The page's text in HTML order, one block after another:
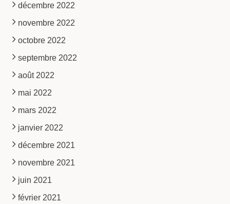
décembre 2022
novembre 2022
octobre 2022
septembre 2022
août 2022
mai 2022
mars 2022
janvier 2022
décembre 2021
novembre 2021
juin 2021
février 2021